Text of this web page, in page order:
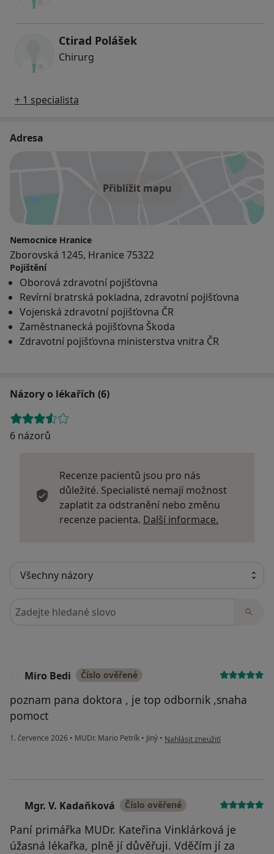
Ctirad Polášek
Chirurg
+ 1 specialista
Adresa
Přiblížit mapu
Nemocnice Hranice
Zborovská 1245, Hranice 75322
Pojištění
Oborová zdravotní pojišťovna
Revírní bratrská pokladna, zdravotní pojišťovna
Vojenská zdravotní pojišťovna ČR
Zaměstnanecká pojišťovna Škoda
Zdravotní pojišťovna ministerstva vnitra ČR
Názory o lékařích (6)
6 názorů
Recenze pacientů jsou pro nás
důležité. Specialisté nemají možnost
zaplatit za odstranění nebo změnu
recenze pacienta. Další informace.
Hledejte v názorech
Miro Bedi Číslo ověřené
poznam pana doktora , je top odbornik ,snaha
pomoct
1. července 2026 • MUDr. Mario Petrík • Jiný • podle názoru uživatele Miro
Nahlásit zneužití
Mgr. V. Kadaňková Číslo ověřené
Paní primářka MUDr. Kateřina Vinklárková je
úžasná lékařka, plně jí důvěřuji. Vděčím jí za